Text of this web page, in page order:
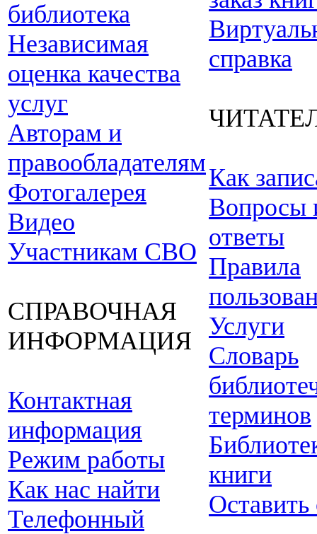
библиотека
Независимая
оценка качества
услуг
Авторам и
правообладателям
Фотогалерея
Видео
Участникам СВО
СПРАВОЧНАЯ
ИНФОРМАЦИЯ
Контактная
информация
Режим работы
Как нас найти
Телефонный
справка
Как
Вопросы
ответы
Правила
Услуги
Словарь
терминов
книги
Оставить